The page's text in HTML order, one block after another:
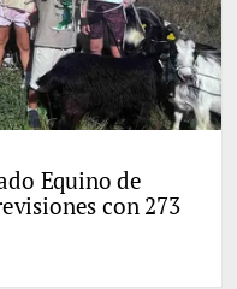
Equino de
con 273